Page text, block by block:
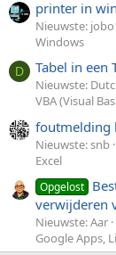
printer in
Nieuwste:
Windows
D Tabel in een
Nieuwste:
VBA (Visual
foutmelding
Nieuwste: snb
Excel
Opgelost
verwijderen
Nieuwste: Aar
Google Apps,